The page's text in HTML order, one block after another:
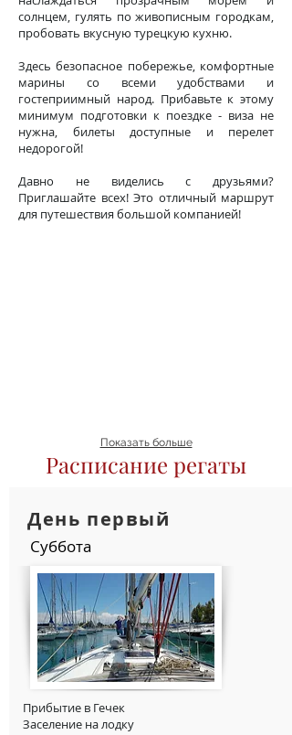
солнцем, гулять по живописным городкам,
пробовать вкусную турецкую кухню.
Здесь безопасное побережье, комфортные
марины со всеми удобствами и
гостеприимный народ. Прибавьте к этому
минимум подготовки к поездке - виза не
нужна, билеты доступные и перелет
недорогой!
Давно не виделись с друзьями?
Приглашайте всех! Это отличный маршрут
для путешествия большой компанией!
Показать больше
Расписание регаты
День первый
Суббота
Прибытие в Гечек
Заселение на лодку